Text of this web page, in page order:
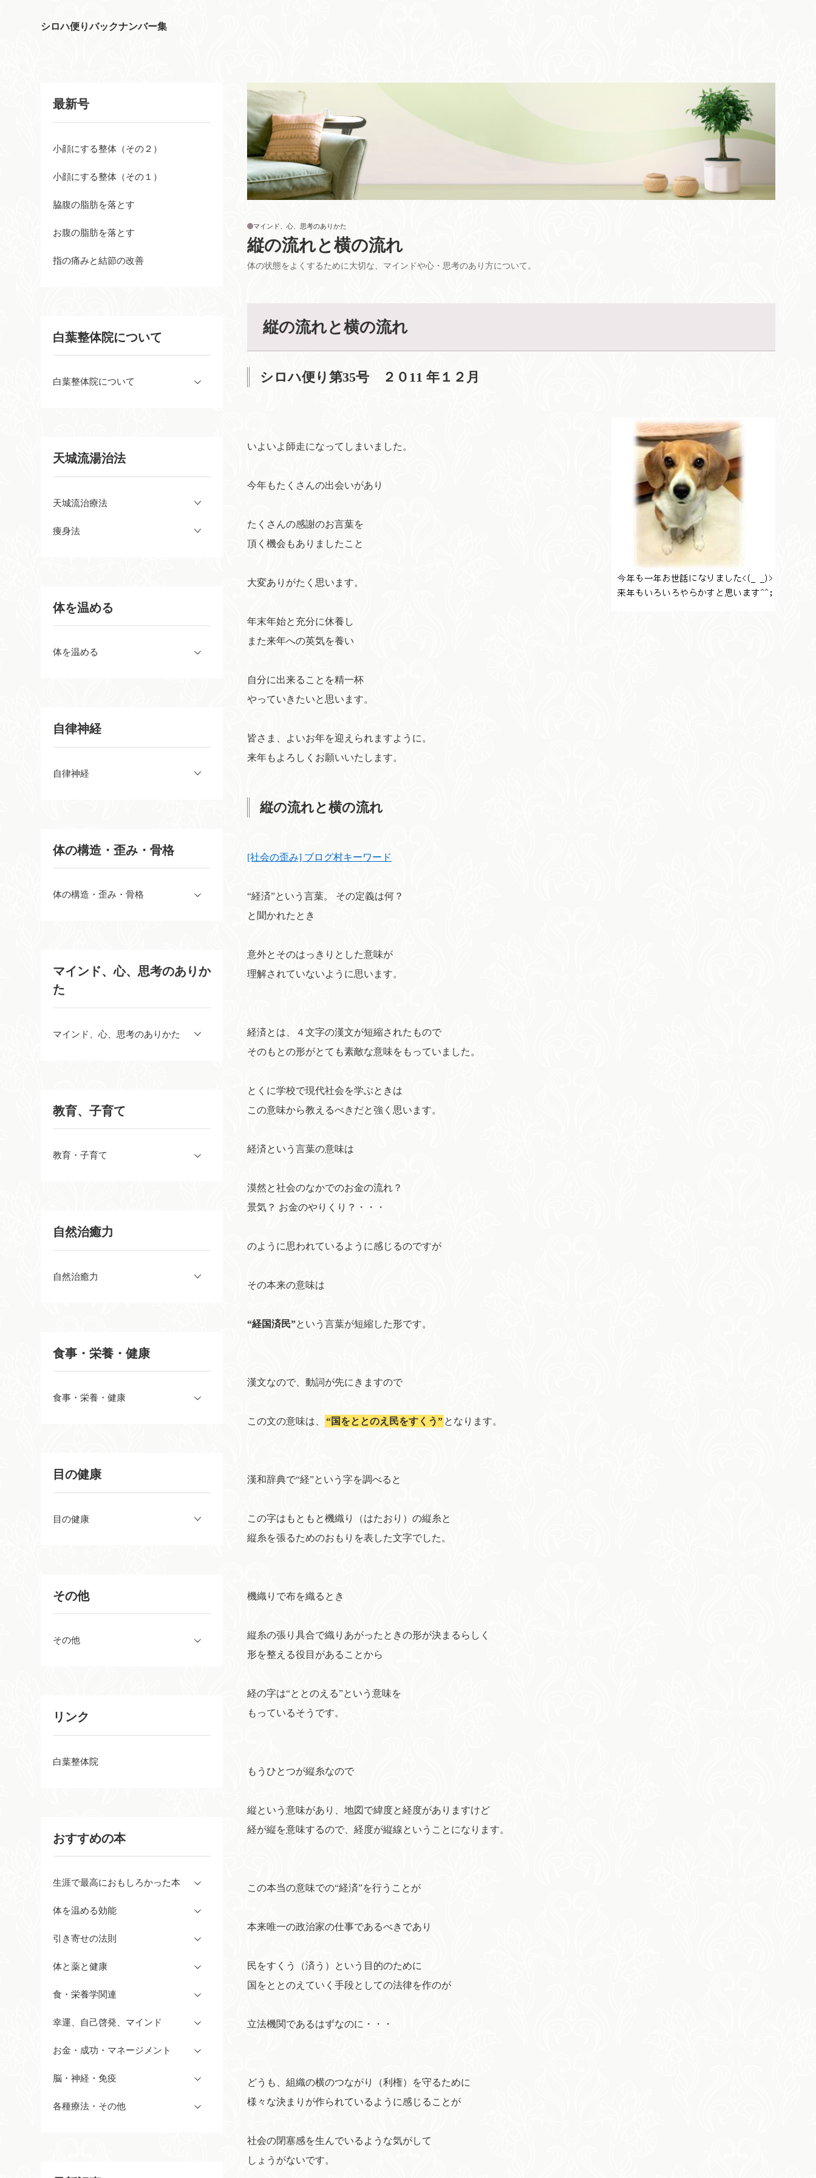
シロハ便りバックナンバー集
縦の流れと横の流れ
体の状態をよくするために大切な、マインドや心・思考のあり方について。
マインド、心、思考のありかた
縦の流れと横の流れ
シロハ便り第35号 ２０11 年１２月
いよいよ師走になってしまいました。
今年もたくさんの出会いがあり
たくさんの感謝のお言葉を
頂く機会もありましたこと
大変ありがたく思います。
年末年始と充分に休養し
また来年への英気を養い
自分に出来ることを精一杯
やっていきたいと思います。
皆さま、よいお年を迎えられますように。
来年もよろしくお願いいたします。
縦の流れと横の流れ
[社会の歪み] ブログ村キーワード
“経済”という言葉。 その定義は何？
と聞かれたとき
意外とそのはっきりとした意味が
理解されていないように思います。
経済とは、４文字の漢文が短縮されたもので
そのもとの形がとても素敵な意味をもっていました。
とくに学校で現代社会を学ぶときは
この意味から教えるべきだと強く思います。
経済という言葉の意味は
漠然と社会のなかでのお金の流れ？
景気？ お金のやりくり？・・・
のように思われているように感じるのですが
その本来の意味は
“経国済民”という言葉が短縮した形です。
漢文なので、動詞が先にきますので
この文の意味は、 “国をととのえ民をすくう” となります。
漢和辞典で“経”という字を調べると
この字はもともと機織り（はたおり）の縦糸と
縦糸を張るためのおもりを表した文字でした。
機織りで布を織るとき
縦糸の張り具合で織りあがったときの形が決まるらしく
形を整える役目があることから
経の字は“ととのえる”という意味を
もっているそうです。
もうひとつが縦糸なので
縦という意味があり、地図で緯度と経度がありますけど
経が縦を意味するので、経度が縦線ということになります。
この本当の意味での“経済”を行うことが
本来唯一の政治家の仕事であるべきであり
民をすくう（済う）という目的のために
国をととのえていく手段としての法律を作のが
立法機関であるはずなのに・・・
どうも、組織の横のつながり（利権）を守るために
様々な決まりが作られているように感じることが
社会の閉塞感を生んでいるような気がして
しょうがないです。
最新号
小顔にする整体（その２）
小顔にする整体（その１）
脇腹の脂肪を落とす
お腹の脂肪を落とす
指の痛みと結節の改善
白葉整体院について
白葉整体院について
天城流湯治法
天城流治療法
痩身法
体を温める
体を温める
自律神経
自律神経
体の構造・歪み・骨格
体の構造・歪み・骨格
マインド、心、思考のありか
た
マインド、心、思考のありかた
教育、子育て
教育・子育て
自然治癒力
自然治癒力
食事・栄養・健康
食事・栄養・健康
目の健康
目の健康
その他
その他
リンク
白葉整体院
おすすめの本
生涯で最高におもしろかった本
体を温める効能
引き寄せの法則
体と薬と健康
食・栄養学関連
幸運、自己啓発、マインド
お金・成功・マネージメント
脳・神経・免疫
各種療法・その他